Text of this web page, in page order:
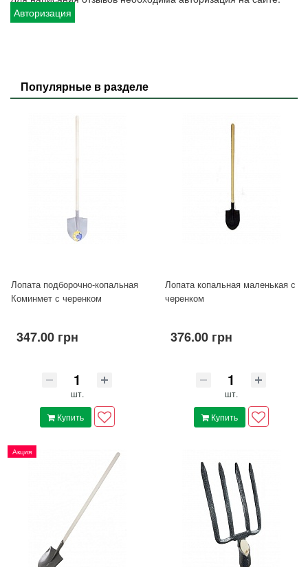
Авторизация
Популярные в разделе
Лопата подборочно-копальная
Коминмет с черенком
347.00 грн
шт.
Купить
Лопата копальная маленькая с
черенком
376.00 грн
шт.
Купить
Акция